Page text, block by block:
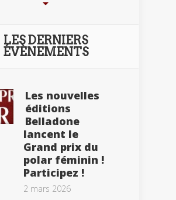
LES DERNIERS
ÉVÈNEMENTS
Les nouvelles
éditions
Belladone
lancent le
Grand prix du
polar féminin !
Participez !
2 mars 2026